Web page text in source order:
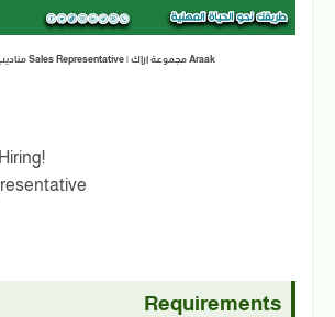
مناديب مبيعات Sales Representative | مجموعة اراك Araak
Requirements